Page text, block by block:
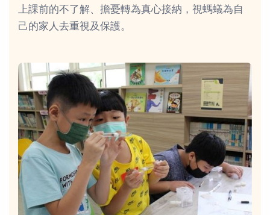
上課前的不了解、擔憂轉為真心接納，視螞蟻為自
己的家人去重視及保護。